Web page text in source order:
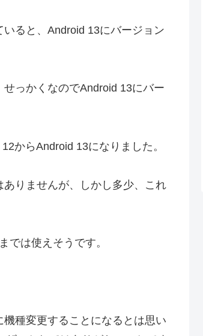
ると、Android 13にバージョン
っかくなのでAndroid 13にバー
からAndroid 13になりました。
りませんが、しかし多少、これ
では使えそうです。
種変更することになるとは思い